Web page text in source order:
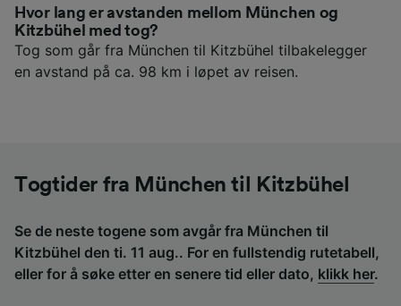
Hvor lang er avstanden mellom München og
Kitzbühel med tog?
Tog som går fra München til Kitzbühel tilbakelegger
en avstand på ca. 98 km i løpet av reisen.
Togtider fra München til Kitzbühel
Se de neste togene som avgår fra München til
Kitzbühel den ti. 11 aug.. For en fullstendig rutetabell,
eller for å søke etter en senere tid eller dato, klikk her.